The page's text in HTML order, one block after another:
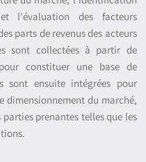
l'évaluation des facteurs
parts de revenus des acteurs
sont collectées à partir de
constituer une base de
sont ensuite intégrées pour
dimensionnement du marché,
prenantes telles que les